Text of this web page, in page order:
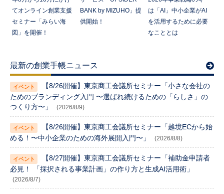
てオンライン創業支援
セミナー「みらい海
図」を開催！
BANK by MIZUHO」提
供開始！
は「AI」中小企業がAI
を活用するために必要
なこととは
最新の創業手帳ニュース
【8/26開催】東京商工会議所セミナー「小さな会社の
ためのブランディング入門 〜選ばれ続けるための「らしさ」の
つくり方〜」
(2026/8/9)
【8/26開催】東京商工会議所セミナー「越境ECから始
める！〜中小企業のための海外展開入門〜」
(2026/8/8)
【8/27開催】東京商工会議所セミナー「補助金申請者
必見！ 「採択される事業計画」の作り方と生成AI活用術」
(2026/8/7)